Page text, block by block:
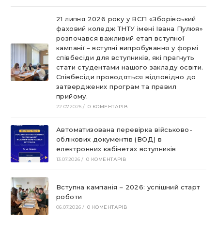
21 липня 2026 року у ВСП «Зборівський
фаховий коледж ТНТУ імені Івана Пулюя»
розпочався важливий етап вступної
кампанії – вступні випробування у формі
співбесіди для вступників, які прагнуть
стати студентами нашого закладу освіти.
Співбесіди проводяться відповідно до
затверджених програм та правил
прийому.
22.07.2026 / 0 КОМЕНТАРІВ
Автоматизована перевірка військово-
облікових документів (ВОД) в
електронних кабінетах вступників
13.07.2026 / 0 КОМЕНТАРІВ
Вступна кампанія – 2026: успішний старт
роботи
06.07.2026 / 0 КОМЕНТАРІВ